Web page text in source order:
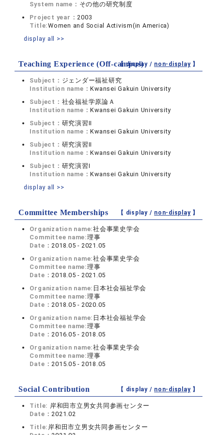
System name： その他の研究制度
Project year：2003
Title:Women and Social Activism(in America)
display all >>
Teaching Experience (Off-campus)
【 display / non-display】
Subject： ジェンダー福祉研究
Institution name：Kwansei Gakuin University
Subject： 社会福祉学原論Ａ
Institution name：Kwansei Gakuin University
Subject： 研究演習II
Institution name：Kwansei Gakuin University
Subject： 研究演習II
Institution name：Kwansei Gakuin University
Subject： 研究演習I
Institution name：Kwansei Gakuin University
display all >>
Committee Memberships 【 display / non-display】
Organization name:社会事業史学会
Committee name:理事
Date：2018.05 - 2021.05
Organization name:社会事業史学会
Committee name:理事
Date：2018.05 - 2021.05
Organization name: 日本社会福祉学会
Committee name:理事
Date：2018.05 - 2020.05
Organization name: 日本社会福祉学会
Committee name:理事
Date：2016.05 - 2018.05
Organization name:社会事業史学会
Committee name:理事
Date：2015.05 - 2018.05
Social Contribution 【 display / non-display】
Title: 岸和田市立男女共同参画センター
Date：2021.02
Title: 岸和田市立男女共同参画センター